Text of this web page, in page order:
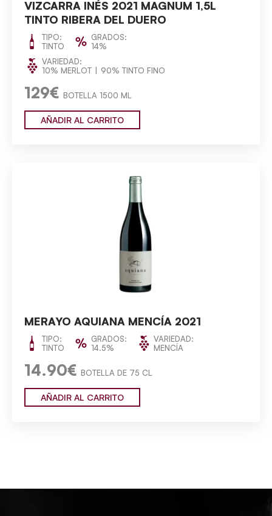
VIZCARRA INÉS 2021 MAGNUM 1,5L
TINTO RIBERA DEL DUERO
TIPO:
TINTO
GRADOS:
14%
VARIEDAD:
10% MERLOT
90% TINTO FINO
129€ BOTELLA 1500 ML
AÑADIR AL CARRITO
MERAYO AQUIANA MENCÍA 2021
TIPO:
TINTO
GRADOS:
14.5%
VARIEDAD:
MENCÍA
14.90€ BOTELLA DE 75 CL
AÑADIR AL CARRITO